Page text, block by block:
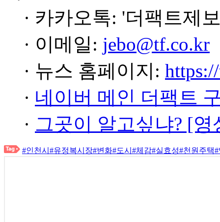
· 카카오톡: '더팩트제
· 이메일: jebo@tf.co.kr
· 뉴스 홈페이지:
· 네이버 메인 더팩트
· 그곳이 알고싶냐? [
#인천시 #유정복시장#변화#도시 #체감#실효성#천원주택